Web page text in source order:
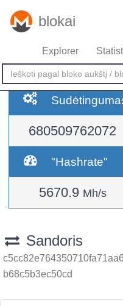
blokai
Explorer
680509762072
"Hashrate"
5670.9 Mh/s
Sandoris
b68c5b3ec50cd